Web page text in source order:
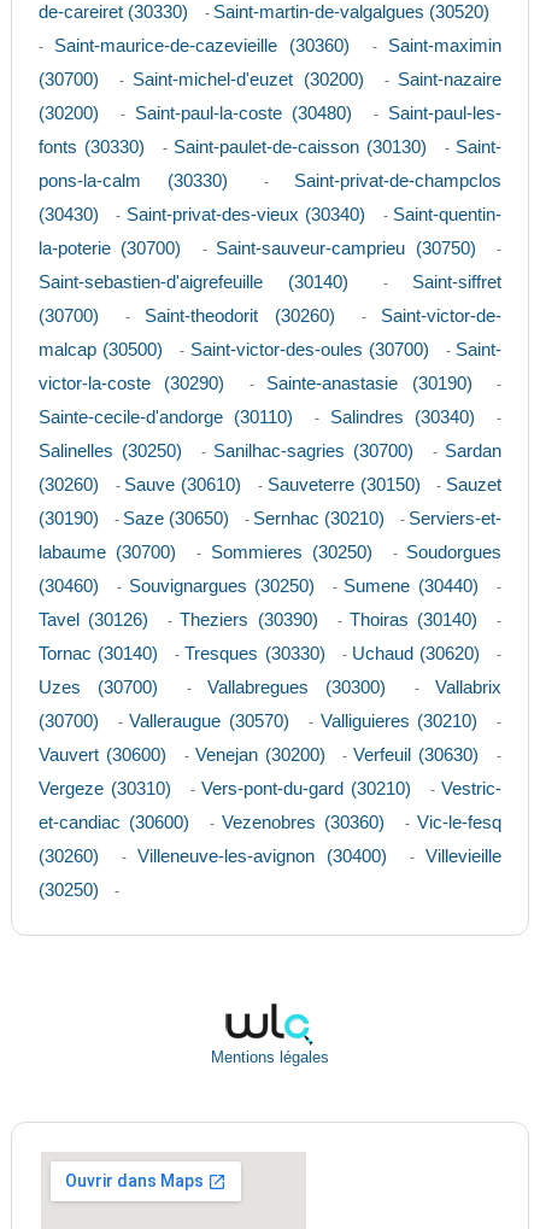
de-careiret (30330)
- Saint-martin-de-valgalgues (30520)
- Saint-maurice-de-cazevieille (30360) - Saint-maximin
(30700)
- Saint-michel-d'euzet (30200) - Saint-nazaire
(30200)
- Saint-paul-la-coste (30480) - Saint-paul-les-
fonts (30330)
- Saint-paulet-de-caisson (30130) - Saint-
pons-la-calm (30330)
- Saint-privat-de-champclos
(30430)
- Saint-privat-des-vieux (30340) - Saint-quentin-
la-poterie (30700)
- Saint-sauveur-camprieu (30750) -
Saint-sebastien-d'aigrefeuille (30140) - Saint-siffret
(30700)
- Saint-theodorit (30260) - Saint-victor-de-
malcap (30500)
- Saint-victor-des-oules (30700) - Saint-
victor-la-coste (30290)
- Sainte-anastasie (30190) -
Sainte-cecile-d'andorge (30110) - Salindres (30340) -
Salinelles (30250) - Sanilhac-sagries (30700) - Sardan
(30260)
- Sauve (30610) - Sauveterre (30150) - Sauzet
(30190)
- Saze (30650) - Sernhac (30210) - Serviers-et-
labaume (30700)
- Sommieres (30250) - Soudorgues
(30460)
- Souvignargues (30250) - Sumene (30440) -
Tavel (30126) - Theziers (30390) - Thoiras (30140) -
Tornac (30140) - Tresques (30330) - Uchaud (30620) -
Uzes (30700) - Vallabregues (30300) - Vallabrix
(30700)
- Valleraugue (30570) - Valliguieres (30210) -
Vauvert (30600) - Venejan (30200) - Verfeuil (30630) -
Vergeze (30310) - Vers-pont-du-gard (30210) - Vestric-
et-candiac (30600)
- Vezenobres (30360) - Vic-le-fesq
(30260)
- Villeneuve-les-avignon (30400) - Villevieille
(30250)
-
Mentions légales